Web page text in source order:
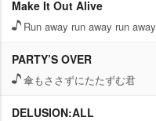
Make It Out Alive
Run away run away run away
PARTY’S OVER
傘もささずにたたずむ君
DELUSION:ALL